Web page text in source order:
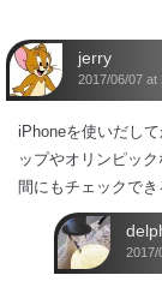
jerry
2017/06/07 at
iPhoneを使いだし
ップやオリンピッ
間にもチェックでき
2017/